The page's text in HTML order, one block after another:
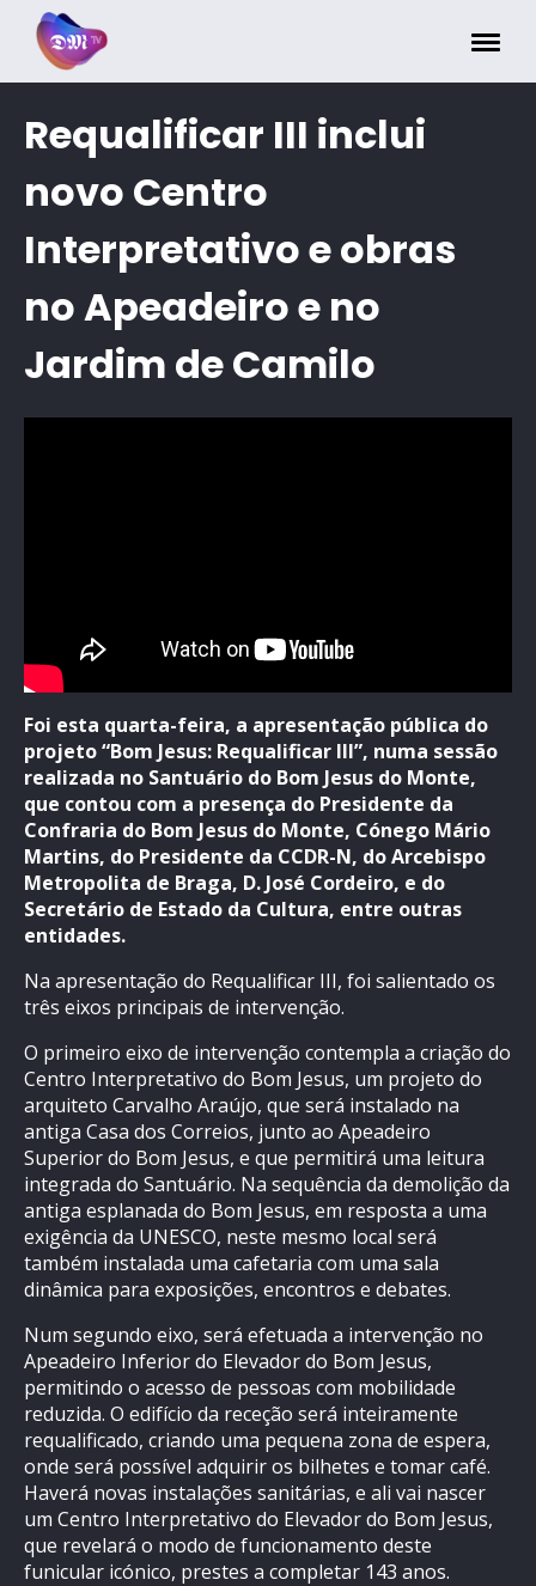
Requalificar III inclui
novo Centro
Interpretativo e obras
no Apeadeiro e no
Jardim de Camilo
Foi esta quarta-feira, a apresentação pública do
projeto “Bom Jesus: Requalificar III”, numa sessão
realizada no Santuário do Bom Jesus do Monte,
que contou com a presença do Presidente da
Confraria do Bom Jesus do Monte, Cónego Mário
Martins, do Presidente da CCDR-N, do Arcebispo
Metropolita de Braga, D. José Cordeiro, e do
Secretário de Estado da Cultura, entre outras
entidades.
Na apresentação do Requalificar III, foi salientado os
três eixos principais de intervenção.
O primeiro eixo de intervenção contempla a criação do
Centro Interpretativo do Bom Jesus, um projeto do
arquiteto Carvalho Araújo, que será instalado na
antiga Casa dos Correios, junto ao Apeadeiro
Superior do Bom Jesus, e que permitirá uma leitura
integrada do Santuário. Na sequência da demolição da
antiga esplanada do Bom Jesus, em resposta a uma
exigência da UNESCO, neste mesmo local será
também instalada uma cafetaria com uma sala
dinâmica para exposições, encontros e debates.
Num segundo eixo, será efetuada a intervenção no
Apeadeiro Inferior do Elevador do Bom Jesus,
permitindo o acesso de pessoas com mobilidade
reduzida. O edifício da receção será inteiramente
requalificado, criando uma pequena zona de espera,
onde será possível adquirir os bilhetes e tomar café.
Haverá novas instalações sanitárias, e ali vai nascer
um Centro Interpretativo do Elevador do Bom Jesus,
que revelará o modo de funcionamento deste
funicular icónico, prestes a completar 143 anos.
Painel de Gerenciamento de Cookies